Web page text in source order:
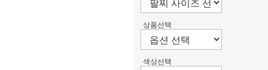
상품선택
색상선택